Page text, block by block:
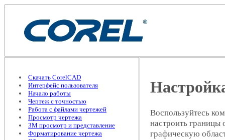
Скачать CorelCAD
Интерфейс пользователя
Начало работы
Чертеж с точностью
Работа с файлами чертежей
Просмотр чертежа
3М просмотр и представление
Форматирование чертежа
Воспользуйтесь
настроить границы
графическую